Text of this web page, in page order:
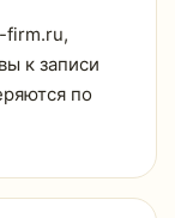
firm.ru,
к записи
по